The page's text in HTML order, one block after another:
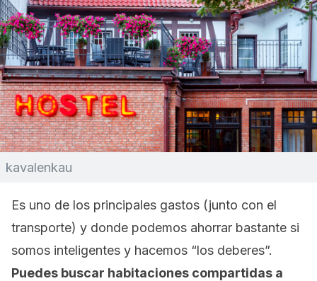
kavalenkau
Es uno de los principales gastos (junto con el
transporte) y donde podemos ahorrar bastante si
somos inteligentes y hacemos “los deberes”.
Puedes buscar habitaciones compartidas a